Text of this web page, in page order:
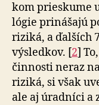
kom prieskume
lógie prinášajú
riziká, a ďalších
výsledkov. [2]
činnosti neraz
riziká, si však
ale aj úradníci a